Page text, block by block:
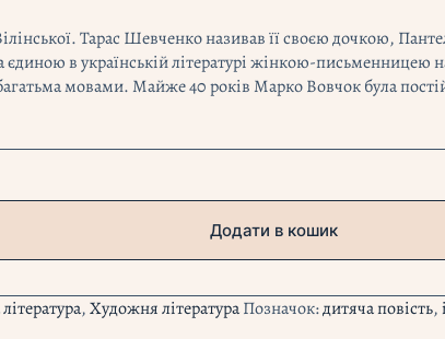
Тарас Шевченко називав її своєю дочкою,
в українській літературі жінкою-письменницею
мовами. Майже 40 років Марко Вовчок була
Додати в кошик
,Художня літератураПозначок:дитяча повість,